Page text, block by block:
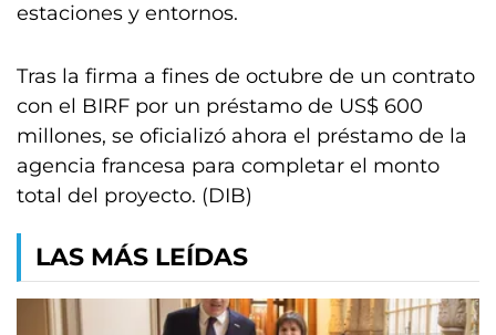
estaciones y entornos.
Tras la firma a fines de octubre de un contrato
con el BIRF por un préstamo de US$ 600
millones, se oficializó ahora el préstamo de la
agencia francesa para completar el monto
total del proyecto. (DIB)
LAS MÁS LEÍDAS